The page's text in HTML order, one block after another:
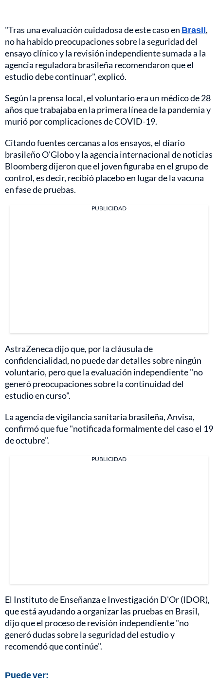
"Tras una evaluación cuidadosa de este caso en Brasil,
no ha habido preocupaciones sobre la seguridad del
ensayo clínico y la revisión independiente sumada a la
agencia reguladora brasileña recomendaron que el
estudio debe continuar", explicó.
Según la prensa local, el voluntario era un médico de 28
años que trabajaba en la primera línea de la pandemia y
murió por complicaciones de COVID-19.
Citando fuentes cercanas a los ensayos, el diario
brasileño O'Globo y la agencia internacional de noticias
Bloomberg dijeron que el joven figuraba en el grupo de
control, es decir, recibió placebo en lugar de la vacuna
en fase de pruebas.
PUBLICIDAD
AstraZeneca dijo que, por la cláusula de
confidencialidad, no puede dar detalles sobre ningún
voluntario, pero que la evaluación independiente "no
generó preocupaciones sobre la continuidad del
estudio en curso".
La agencia de vigilancia sanitaria brasileña, Anvisa,
confirmó que fue "notificada formalmente del caso el 19
de octubre".
PUBLICIDAD
El Instituto de Enseñanza e Investigación D'Or (IDOR),
que está ayudando a organizar las pruebas en Brasil,
dijo que el proceso de revisión independiente "no
generó dudas sobre la seguridad del estudio y
recomendó que continúe".
Puede ver: